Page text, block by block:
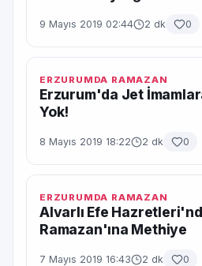
9 Mayıs 2019 02:44 2 dk 0
ERZURUMDA RAMAZAN
Erzurum'da Jet
Yok!
8 Mayıs 2019 18:22 2 dk 0
ERZURUMDA RAMAZAN
Alvarlı Efe
Ramazan'ına Methiye
7 Mayıs 2019 16:43 2 dk 0